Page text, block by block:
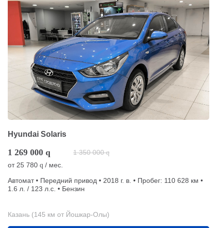
Hyundai Solaris
1 269 000 q 1 350 000 q
от25 780 q / мес.
Автомат • Передний привод • 2018 г. в. • Пробег: 110 628 км •
1.6 л. / 123 л.с. • Бензин
Казань (145 км от Йошкар-Олы)